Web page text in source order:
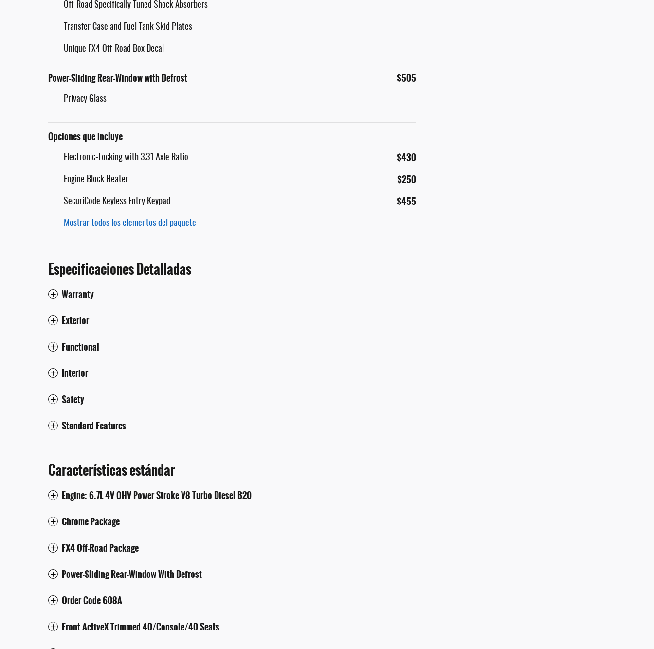
Off-Road Specifically Tuned Shock Absorbers
Transfer Case and Fuel Tank Skid Plates
Unique FX4 Off-Road Box Decal
Power-Sliding Rear-Window with Defrost $505
Privacy Glass
Opciones que incluye
Electronic-Locking with 3.31 Axle Ratio $430
Engine Block Heater $250
SecuriCode Keyless Entry Keypad $455
Mostrar todos los elementos del paquete
Especificaciones Detalladas
Warranty
Exterior
Functional
Interior
Safety
Standard Features
Características estándar
Engine: 6.7L 4V OHV Power Stroke V8 Turbo Diesel B20
Chrome Package
FX4 Off-Road Package
Power-Sliding Rear-Window With Defrost
Order Code 608A
Front ActiveX Trimmed 40/Console/40 Seats